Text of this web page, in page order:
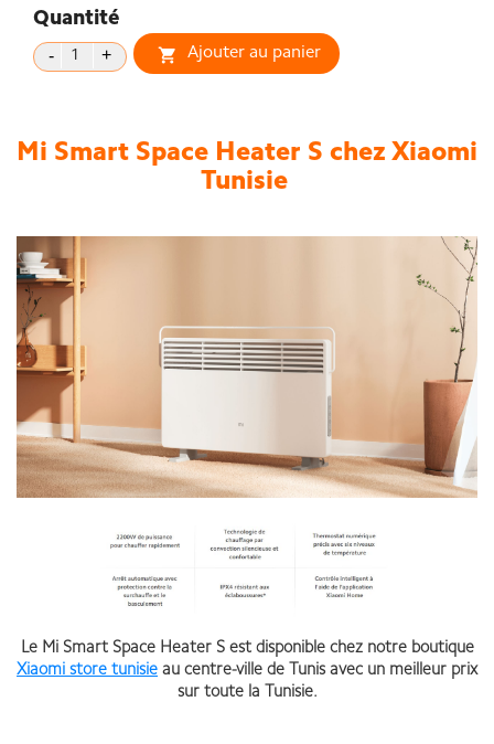
Quantité
 Ajouter au panier
Mi Smart Space Heater S chez Xiaomi
Tunisie
Le Mi Smart Space Heater S est disponible chez notre boutique
Xiaomi store tunisie au centre-ville de Tunis avec un meilleur prix
sur toute la Tunisie.